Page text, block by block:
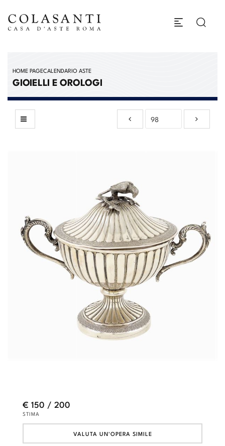
HOME PAGECALENDARIO ASTE
GIOIELLI E OROLOGI
€ 150 / 200
STIMA
VALUTA UN'OPERA SIMILE